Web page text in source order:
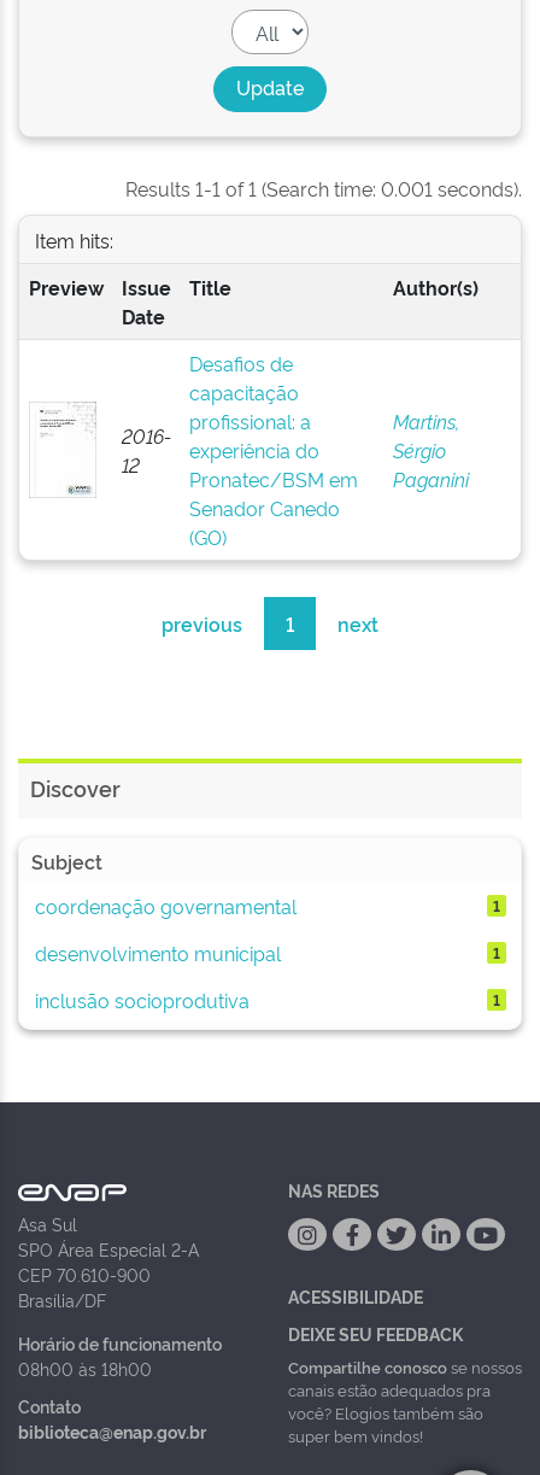
Results 1-1 of 1 (Search time: 0.001 seconds).
Item hits:
Preview
Issue
Date
Title Author(s)
2016-
12
Desafios de
capacitação
profissional: a
experiência do
Pronatec/BSM em
Senador Canedo
(GO)
Martins,
Sérgio
Paganini
previous 1 next
Discover
Subject
coordenação governamental
1
desenvolvimento municipal 1
inclusão socioprodutiva 1
Asa Sul
SPO Área Especial 2-A
CEP 70.610-900
Brasília/DF
Horário de funcionamento
08h00 às 18h00
Contato
biblioteca@enap.gov.br
NAS REDES
ACESSIBILIDADE
DEIXE SEU FEEDBACK
Compartilhe conoscose nossos
canais estão adequados pra
você? Elogios também são
super bem vindos!